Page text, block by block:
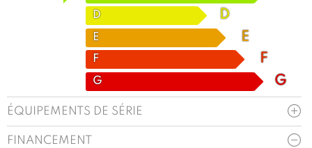
D D
E E
F F
G G
ÉQUIPEMENTS DE SÉRIE
FINANCEMENT